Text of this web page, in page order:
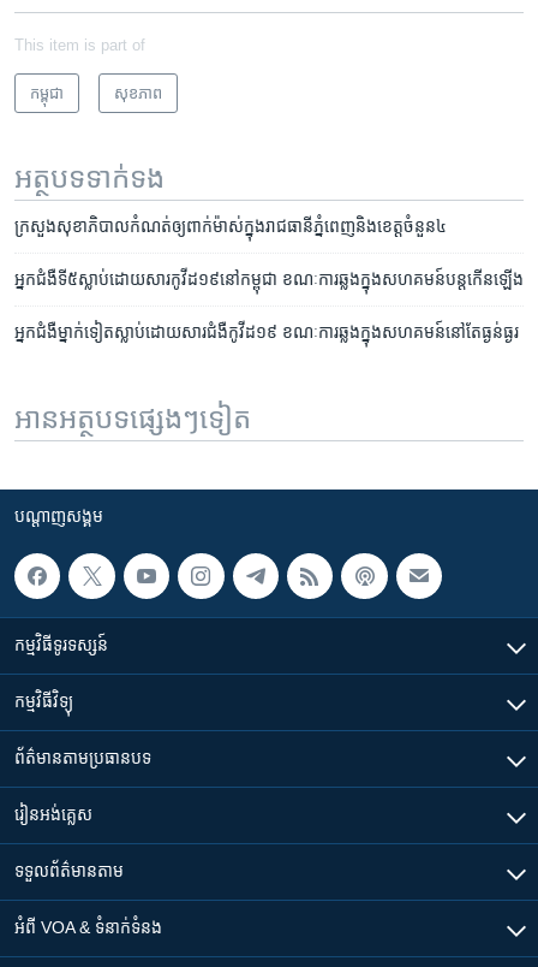
This item is part of
កម្ពុជា សុខភាព
អត្ថបទ​ទាក់ទង
ក្រសួង​សុខាភិបាល​កំណត់​ឲ្យ​ពាក់​ម៉ាស់​ក្នុង​រាជ​ធានី​​ភ្នំពេញ​និង​ខេត្ត​ចំនួន​៤
អ្នក​ជំងឺ​ទី​៥​ស្លាប់​ដោយ​សារ​​កូវីដ​១៩​នៅ​កម្ពុជា​ ខណៈ​ការ​ឆ្លង​​ក្នុង​សហគមន៍​បន្ត​កើន​ឡើង
អ្នក​ជំងឺ​ម្នាក់​ទៀត​ស្លាប់​ដោយ​សារ​ជំងឺ​កូវីដ​១៩ ខណៈ​ការ​ឆ្លង​​ក្នុង​សហគមន៍​នៅ​តែ​ធ្ងន់ធ្ងរ
អានអត្ថបទផ្សេងៗទៀត
បណ្តាញ​សង្គម
កម្មវិធី​ទូរទស្សន៍
កម្មវិធី​វិទ្យុ
ព័ត៌មាន​តាមប្រធានបទ​
រៀន​​អង់គ្លេស
ទទួល​ព័ត៌មាន​តាម
អំពី​ VOA & ទំនាក់ទំនង